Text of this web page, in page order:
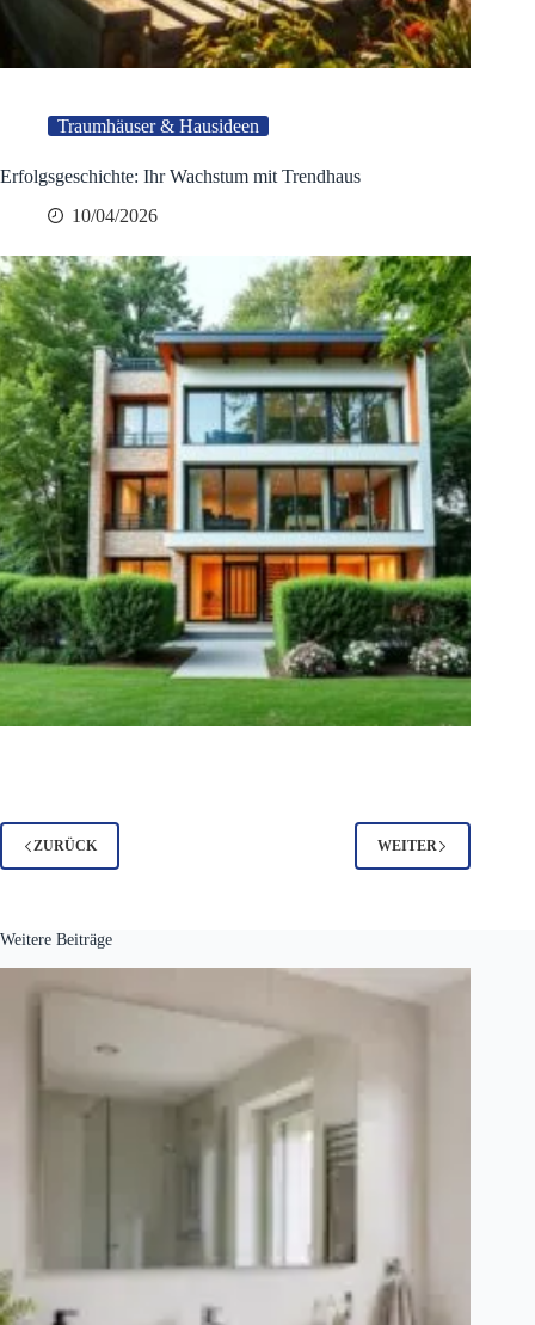
Traumhäuser & Hausideen
Erfolgsgeschichte: Ihr Wachstum mit Trendhaus
10/04/2026
ZURÜCK WEITER
Weitere Beiträge